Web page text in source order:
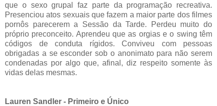
que o sexo grupal faz parte da programação recreativa.
Presenciou atos sexuais que fazem a maior parte dos filmes
pornôs parecerem a Sessão da Tarde. Perdeu muito do
próprio preconceito. Aprendeu que as orgias e o swing têm
códigos de conduta rígidos. Conviveu com pessoas
obrigadas a se esconder sob o anonimato para não serem
condenadas por algo que, afinal, diz respeito somente às
vidas delas mesmas.
Lauren Sandler - Primeiro e Único